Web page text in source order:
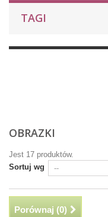
TAGI
OBRAZKI
Jest 17 produktów.
Sortuj wg
Porównaj (0)